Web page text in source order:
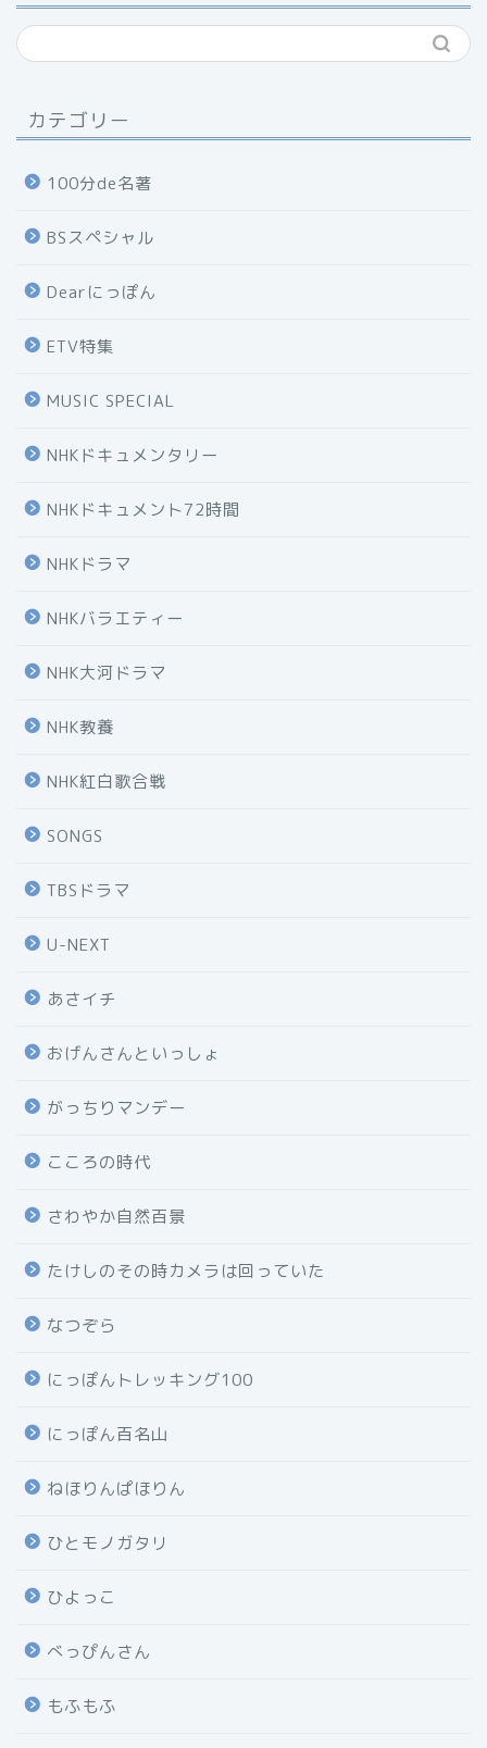
カテゴリー
100分de名著
BSスペシャル
Dearにっぽん
ETV特集
MUSIC SPECIAL
NHKドキュメンタリー
NHKドキュメント72時間
NHKドラマ
NHKバラエティー
NHK大河ドラマ
NHK教養
NHK紅白歌合戦
SONGS
TBSドラマ
U-NEXT
あさイチ
おげんさんといっしょ
がっちりマンデー
こころの時代
さわやか自然百景
たけしのその時カメラは回っていた
なつぞら
にっぽんトレッキング100
にっぽん百名山
ねほりんぱほりん
ひとモノガタリ
ひよっこ
べっぴんさん
もふもふ